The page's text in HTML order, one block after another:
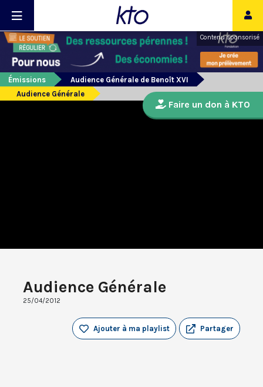
Contenu sponsorisé
Émissions
Audience Générale de Benoît XVI
Audience Générale
Audience Générale
25/04/2012
Partager
Ajouter à ma playlist
Faire un don à KTO